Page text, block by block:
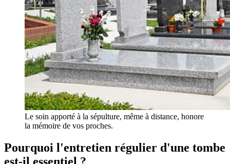
Le soin apporté à la sépulture, même à distance, honore
la mémoire de vos proches.
Pourquoi l'entretien régulier d'une tombe
est-il essentiel ?